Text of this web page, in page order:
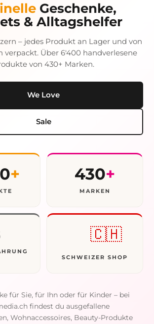
gibt eine
sicher erleben – mit der Astromo
Solange Vorrat reicht.
Geschenke,
& Alltagshelfer
– jedes Produkt an Lager und von
verpackt. Über 6'400 handverlesene
von 430+ Marken.
We Love
Sale
+ 430+
MARKEN
🇨🇭
SCHWEIZER SHOP
für Sie, für Ihn oder für Kinder – bei
findest du ausgefallene
Wohnaccessoires, Beauty-Produkte